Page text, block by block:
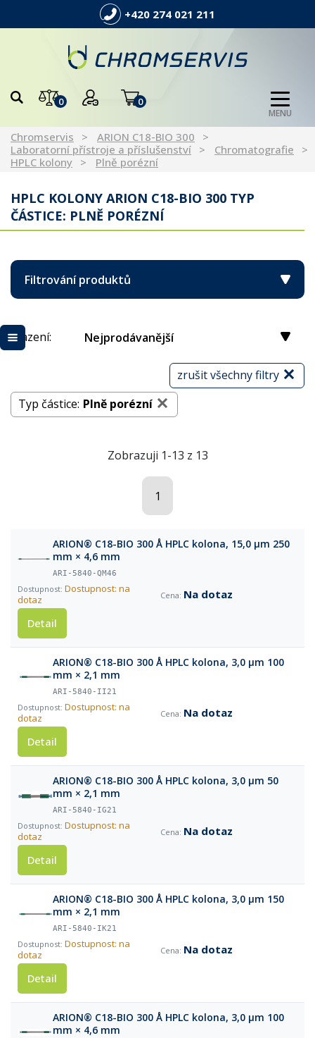
+420 274 021 211
0 0
MENU
Chromservis
ARION C18-BIO 300
Laboratorní přístroje a příslušenství
Chromatografie
HPLC kolony
Plně porézní
HPLC KOLONY ARION C18-BIO 300 TYP
ČÁSTICE: PLNĚ PORÉZNÍ
Filtrování produktů
Řazení: Nejprodávanější
zrušit všechny filtry
Typ částice: Plně porézní
Zobrazuji 1-13 z 13
1
ARION® C18-BIO 300 Å HPLC kolona, 15,0 µm 250
mm × 4,6 mm
ARI-5840-QM46
Dostupnost: na
dotaz
Na dotaz
Detail
ARION® C18-BIO 300 Å HPLC kolona, 3,0 µm 100
mm × 2,1 mm
ARI-5840-II21
Dostupnost: na
dotaz
Na dotaz
Detail
ARION® C18-BIO 300 Å HPLC kolona, 3,0 µm 50
mm × 2,1 mm
ARI-5840-IG21
Dostupnost: na
dotaz
Na dotaz
Detail
ARION® C18-BIO 300 Å HPLC kolona, 3,0 µm 150
mm × 2,1 mm
ARI-5840-IK21
Dostupnost: na
dotaz
Na dotaz
Detail
ARION® C18-BIO 300 Å HPLC kolona, 3,0 µm 100
mm × 4,6 mm